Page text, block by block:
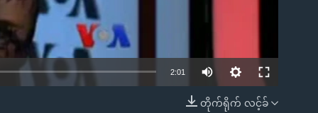
2:01
တိုက်ရိုက် လင့်ခ်